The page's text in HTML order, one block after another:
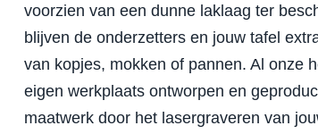
voorzien van een dunne laklaag ter
blijven de onderzetters en jouw tafel
van kopjes, mokken of pannen. Al onze
eigen werkplaats ontworpen en
maatwerk door het lasergraveren van